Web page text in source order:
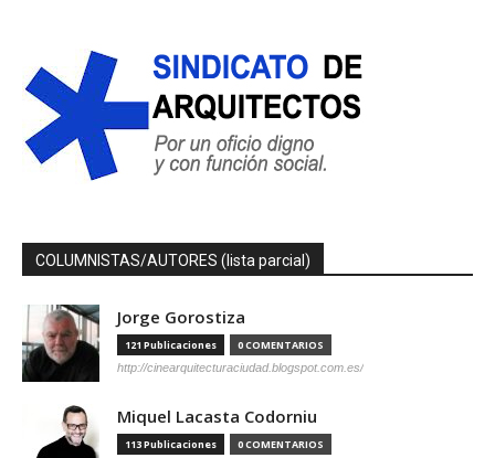
COLUMNISTAS/AUTORES (lista parcial)
Jorge Gorostiza
121 Publicaciones 0 COMENTARIOS
http://cinearquitecturaciudad.blogspot.com.es/
Miquel Lacasta Codorniu
113 Publicaciones 0 COMENTARIOS